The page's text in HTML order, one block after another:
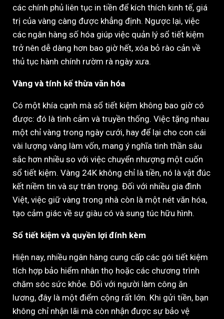
các chính phủ liên tục in tiền để kích thích kinh tế, giá
trị của vàng càng được khẳng định. Ngược lại, việc
các ngân hàng số hóa giúp việc quản lý sổ tiết kiệm
trở nên dễ dàng hơn bao giờ hết, xóa bỏ rào cản về
thủ tục hành chính rườm rà ngày xưa.
Vàng và tính kế thừa văn hóa
Có một khía cạnh mà sổ tiết kiệm không bao giờ có
được: đó là tình cảm và truyền thống. Việc tặng nhau
một chỉ vàng trong ngày cưới, hay để lại cho con cái
vài lượng vàng làm vốn, mang ý nghĩa tinh thần sâu
sắc hơn nhiều so với việc chuyển nhượng một cuốn
sổ tiết kiệm. Vàng 24K không chỉ là tiền, nó là vật đúc
kết niềm tin và sự trân trọng. Đối với nhiều gia đình
Việt, việc giữ vàng trong nhà còn là một nét văn hóa,
tạo cảm giác về sự giàu có và sung túc hữu hình.
Sổ tiết kiệm và quyền lợi đính kèm
Hiện nay, nhiều ngân hàng cung cấp các gói tiết kiệm
tích hợp bảo hiểm nhân thọ hoặc các chương trình
chăm sóc sức khỏe. Đối với người làm công ăn
lương, đây là một điểm cộng rất lớn. Khi gửi tiền, bạn
không chỉ nhận lãi mà còn nhận được sự bảo vệ